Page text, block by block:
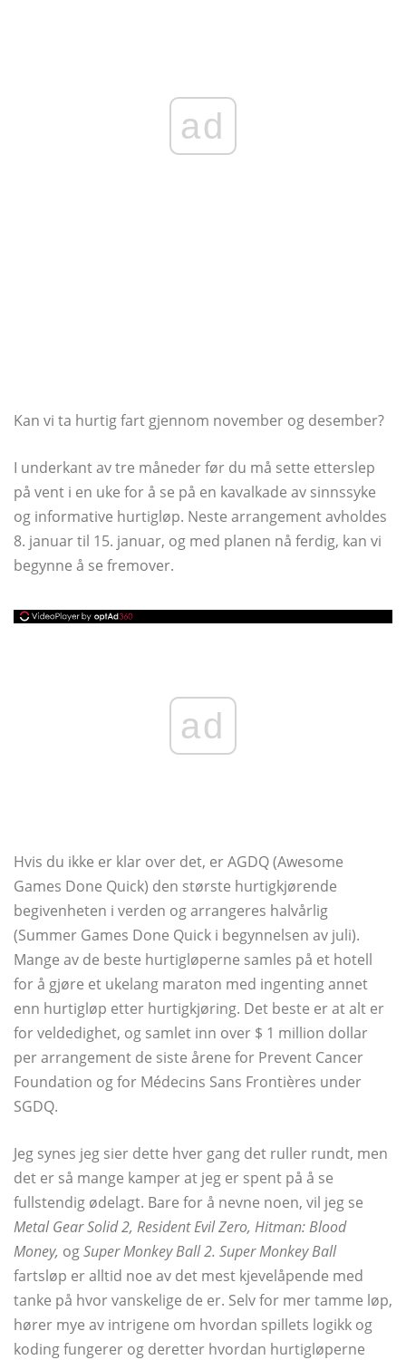
ad
Kan vi ta hurtig fart gjennom november og desember?
I underkant av tre måneder før du må sette etterslep
på vent i en uke for å se på en kavalkade av sinnssyke
og informative hurtigløp. Neste arrangement avholdes
8. januar til 15. januar, og med planen nå ferdig, kan vi
begynne å se fremover.
ad
Hvis du ikke er klar over det, er AGDQ (Awesome
Games Done Quick) den største hurtigkjørende
begivenheten i verden og arrangeres halvårlig
(Summer Games Done Quick i begynnelsen av juli).
Mange av de beste hurtigløperne samles på et hotell
for å gjøre et ukelang maraton med ingenting annet
enn hurtigløp etter hurtigkjøring. Det beste er at alt er
for veldedighet, og samlet inn over $ 1 million dollar
per arrangement de siste årene for Prevent Cancer
Foundation og for Médecins Sans Frontières under
SGDQ.
Jeg synes jeg sier dette hver gang det ruller rundt, men
det er så mange kamper at jeg er spent på å se
fullstendig ødelagt. Bare for å nevne noen, vil jeg se
Metal Gear Solid 2, Resident Evil Zero, Hitman: Blood
Money, ogSuper Monkey Ball 2. Super Monkey Ball
fartsløp er alltid noe av det mest kjevelåpende med
tanke på hvor vanskelige de er. Selv for mer tamme løp,
hører mye av intrigene om hvordan spillets logikk og
koding fungerer og deretter hvordan hurtigløperne